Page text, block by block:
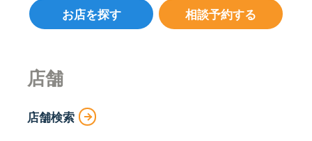
相談予約する
お店を探す
店舗
店舗検索